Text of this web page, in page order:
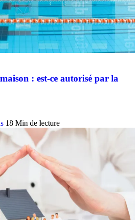
: est-ce autorisé par la
18 Min de lecture